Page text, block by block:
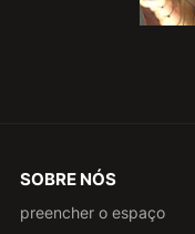
SOBRE NÓS
preencher o espaço